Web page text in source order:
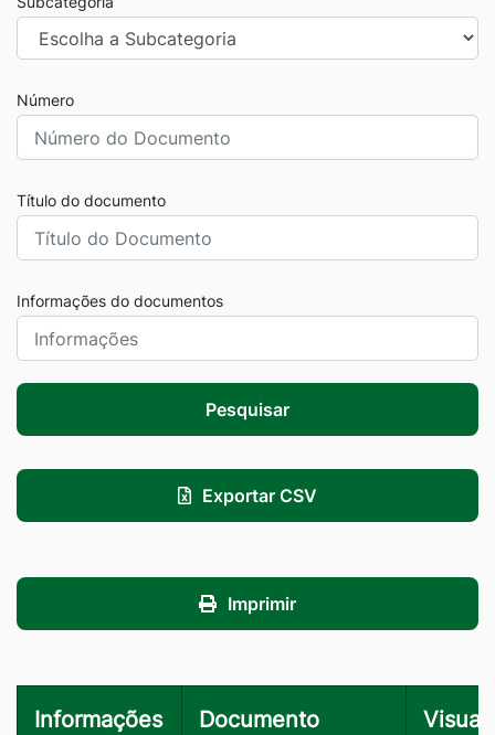
Número
Título do documento
Informações do documentos
Pesquisar
Exportar CSV
Imprimir
Informações Documento